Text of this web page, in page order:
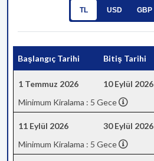
TL USD GBP
Başlangıç Tarihi Bitiş Tarihi
1 Temmuz 2026 10 Eylül 2026
Minimum Kiralama : 5 Gece
11 Eylül 2026 30 Eylül 2026
Minimum Kiralama : 5 Gece